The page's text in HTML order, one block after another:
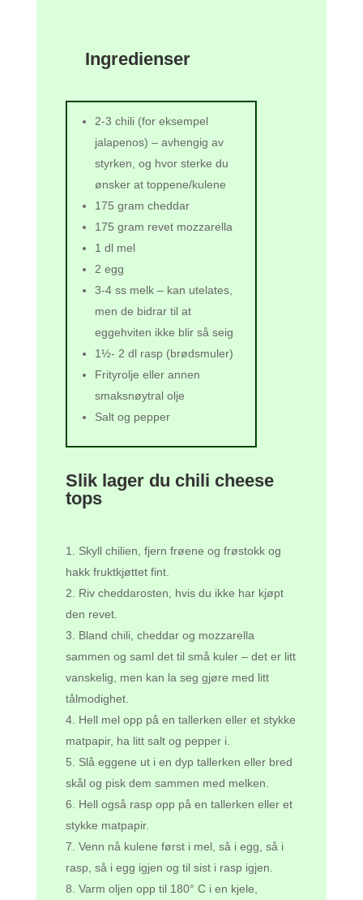
Ingredienser
2-3 chili (for eksempel
jalapenos) – avhengig av
styrken, og hvor sterke du
ønsker at toppene/kulene
175 gram cheddar
175 gram revet mozzarella
1 dl mel
2 egg
3-4 ss melk – kan utelates,
men de bidrar til at
eggehviten ikke blir så seig
1½- 2 dl rasp (brødsmuler)
Frityrolje eller annen
smaksnøytral olje
Salt og pepper
Slik lager du chili cheese
tops
Skyll chilien, fjern frøene og frøstokk og
hakk fruktkjøttet fint.
Riv cheddarosten, hvis du ikke har kjøpt
den revet.
Bland chili, cheddar og mozzarella
sammen og saml det til små kuler – det er litt
vanskelig, men kan la seg gjøre med litt
tålmodighet.
Hell mel opp på en tallerken eller et stykke
matpapir, ha litt salt og pepper i.
Slå eggene ut i en dyp tallerken eller bred
skål og pisk dem sammen med melken.
Hell også rasp opp på en tallerken eller et
stykke matpapir.
Venn nå kulene først i mel, så i egg, så i
rasp, så i egg igjen og til sist i rasp igjen.
Varm oljen opp til 180° C i en kjele,